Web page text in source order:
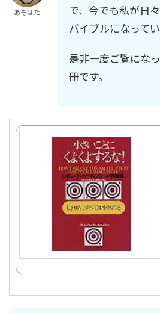
あそはた
で、今でも私が日
バイブルになってい
是非一度ご覧にな
冊です。